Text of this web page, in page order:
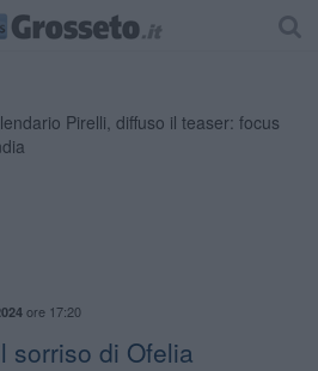
ore 17:20
sorriso di Ofelia